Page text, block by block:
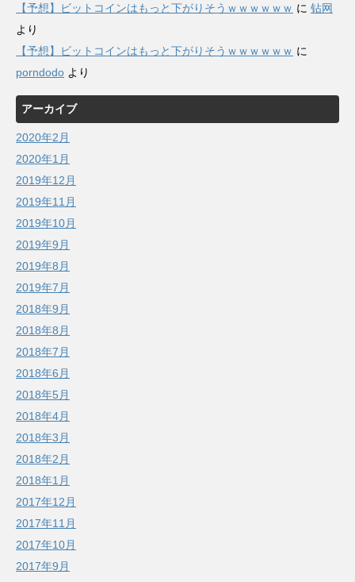
【予想】ビットコインはもっと下がりそうｗｗｗｗｗｗ に 钻网
より
【予想】ビットコインはもっと下がりそうｗｗｗｗｗｗ に
porndodo より
アーカイブ
2020年2月
2020年1月
2019年12月
2019年11月
2019年10月
2019年9月
2019年8月
2019年7月
2018年9月
2018年8月
2018年7月
2018年6月
2018年5月
2018年4月
2018年3月
2018年2月
2018年1月
2017年12月
2017年11月
2017年10月
2017年9月